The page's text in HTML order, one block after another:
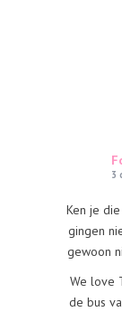
3
Ken je
gingen
gewoon
We love
de bus